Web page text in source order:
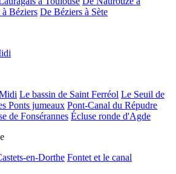
à Béziers De Béziers à Sète
Le bassin de Saint Ferréol Le Seuil de
Ponts jumeaux Pont-Canal du Répudre
de Fonsérannes Écluse ronde d'Agde
en-Dorthe Fontet et le canal